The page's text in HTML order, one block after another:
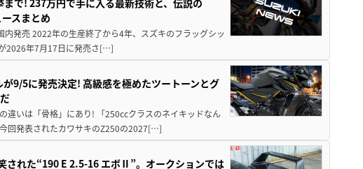
で! 237万円で手に入る最新技術と、伝説の
スまとめ
発売 2022年の生産終了から4年、スズキのフラッグシッ
2026年7月17日に発売さ[…]
が9/5に発売決定! 高級感を極めたツートーンとグ
違いは「骨格」にあり! 「250ccクラスのネイキッドなん
回発表されたカワサキのZ250の2027[…]
された“190 E 2.5-16 エボⅡ”。オークションでは